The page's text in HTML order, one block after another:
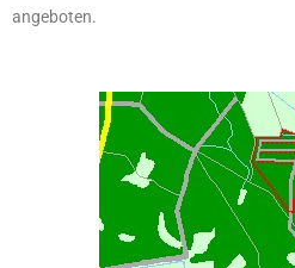
angeboten.